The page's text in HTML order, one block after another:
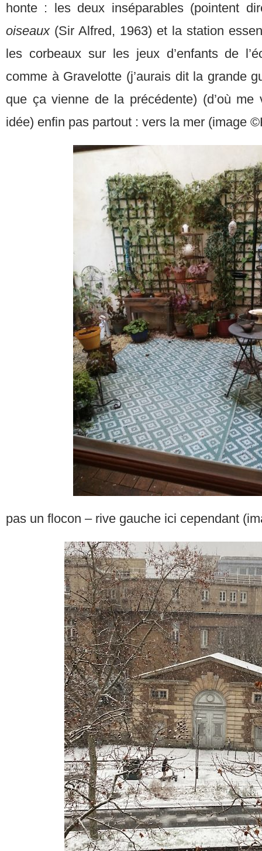
honte : les deux inséparables (pointent
oiseaux (Sir Alfred, 1963) et la station
les corbeaux sur les jeux d’enfants de
comme à Gravelotte (j’aurais dit la grande
que ça vienne de la précédente) (d’où me
idée) enfin pas partout : vers la mer (image
pas un flocon – rive gauche ici cependant